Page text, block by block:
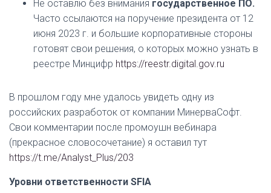
Не оставлю без внимания государственное ПО.
Часто ссылаются на поручение президента от 12
июня 2023 г. и большие корпоративные стороны
готовят свои решения, о которых можно узнать в
реестре Минцифр https://reestr.digital.gov.ru
В прошлом году мне удалось увидеть одну из
российских разработок от компании МинерваСофт.
Свои комментарии после промоушн вебинара
(прекрасное словосочетание) я оставил тут
https://t.me/Analyst_Plus/203
Уровни ответственности SFIA